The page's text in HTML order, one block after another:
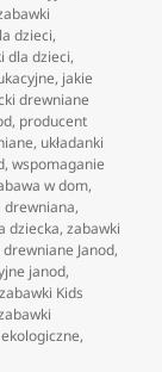
dzieci,
dla dzieci,
, jakie
drewniane
, producent
, układanki
,wspomaganie
w dom,
drewniana,
dziecka,zabawki
Janod,
janod,
zabawki Kids
,